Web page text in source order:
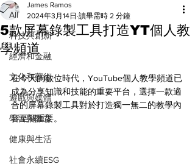
All
科技與創新
經濟和金融
文化和藝術
遊戲與媒體
學習與教育
健康與生活
社會永續ESG
5款屏幕錄製工具打造YT個人教
學頻道
James Ramos
2024年3月14日 讀畢需時 2 分鐘
在今天的數位時代，YouTube個人教學頻道已
成為分享知識和技能的重要平台，選擇一款適
合的屏幕錄製工具對於打造獨一無二的教學內
容至關重要。